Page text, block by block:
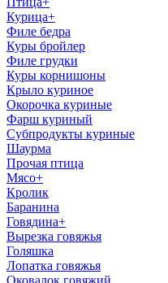
Курица+
Филе бедра
Куры бройлер
Филе грудки
Куры корнишоны
Крыло куриное
Окорочка куриные
Фарш куриный
Субпродукты куриные
Шаурма
Прочая птица
Мясо+
Кролик
Баранина
Говядина+
Вырезка говяжья
Голяшка
Лопатка говяжья
Оковалок говяжий